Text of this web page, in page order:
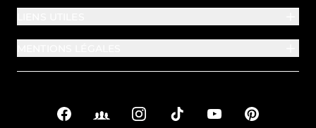
Liens sociaux
FacebookFacebook Groups
InstagramTikTok YouTubePinterest